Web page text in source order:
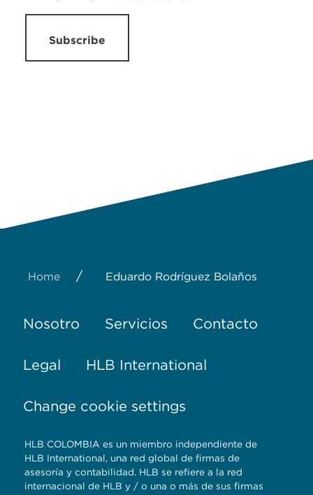
Subscribe
Home / Eduardo Rodríguez Bolaños
Nosotro Servicios Contacto
Legal HLB International
Change cookie settings
HLB COLOMBIA es un miembro independiente de
HLB International, una red global de firmas de
asesoría y contabilidad. HLB se refiere a la red
internacional de HLB y / o una o más de sus firmas